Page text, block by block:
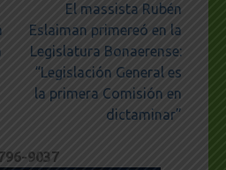
El massista Rubén
Eslaiman primereó en la
Legislatura Bonaerense:
“Legislación General es
la primera Comisión en
dictaminar”